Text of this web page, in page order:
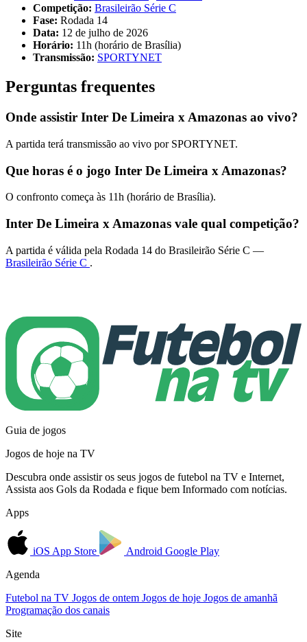
Competição: Brasileirão Série C
Fase: Rodada 14
Data: 12 de julho de 2026
Horário: 11h (horário de Brasília)
Transmissão: SPORTYNET
Perguntas frequentes
Onde assistir Inter De Limeira x Amazonas ao vivo?
A partida terá transmissão ao vivo por SPORTYNET.
Que horas é o jogo Inter De Limeira x Amazonas?
O confronto começa às 11h (horário de Brasília).
Inter De Limeira x Amazonas vale qual competição?
A partida é válida pela Rodada 14 do Brasileirão Série C —
Brasileirão Série C .
Guia de jogos
Jogos de hoje na TV
Descubra onde assistir os seus jogos de futebol na TV e Internet,
Assista aos Gols da Rodada e fique bem Informado com notícias.
Apps
iOS App Store Android Google Play
Agenda
Futebol na TV Jogos de ontem Jogos de hoje Jogos de amanhã
Programação dos canais
Site